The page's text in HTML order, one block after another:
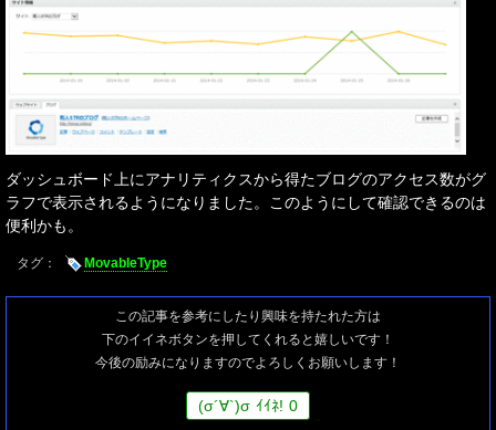
ダッシュボード上にアナリティクスから得たブログのアクセス数がグ
ラフで表示されるようになりました。このようにして確認できるのは
便利かも。
タグ： MovableType
この記事を参考にしたり興味を持たれた方は
下のイイネボタンを押してくれると嬉しいです！
今後の励みになりますのでよろしくお願いします！
(σ´∀`)σ ｲｲﾈ! 0